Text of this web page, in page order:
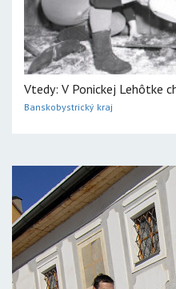
Vtedy: V Ponickej Lehôtke
Banskobystrický kraj